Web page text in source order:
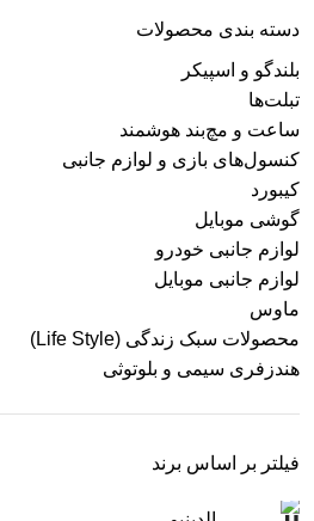
دسته‌ بندی محصولات
بلندگو و اسپیکر
تبلت‌ها
ساعت و مچ‌بند هوشمند
کنسول‌های بازی و لوازم جانبی
کیبورد
گوشی موبایل
لوازم جانبی خودرو
لوازم جانبی موبایل
ماوس
محصولات سبک زندگی (Life Style)
هندزفری سیمی و بلوتوثی
فیلتر بر اساس برند